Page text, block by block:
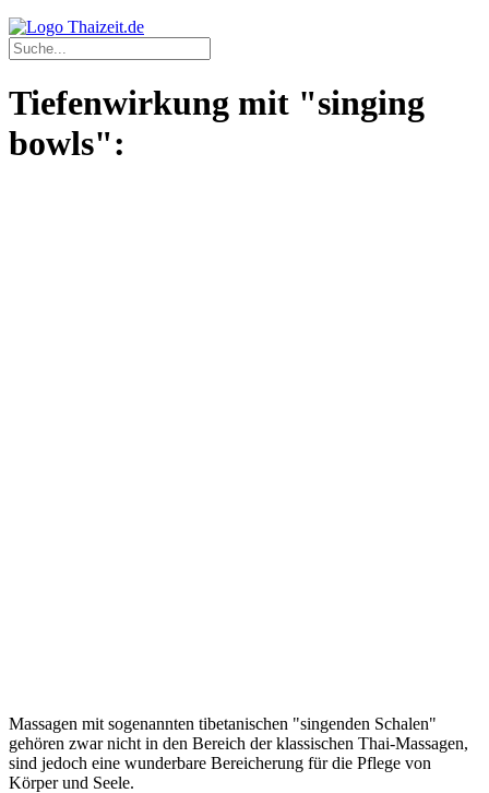
Tiefenwirkung mit "singing
bowls":
Massagen mit sogenannten tibetanischen "singenden Schalen"
gehören zwar nicht in den Bereich der klassischen Thai-Massagen,
sind jedoch eine wunderbare Bereicherung für die Pflege von
Körper und Seele.